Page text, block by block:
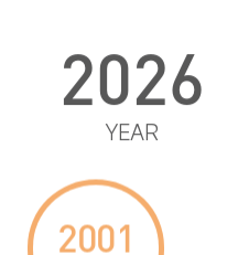
2026
YEAR
2001